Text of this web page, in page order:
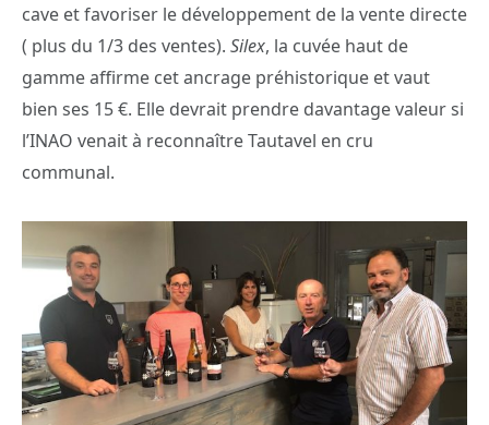
cave et favoriser le développement de la vente directe
( plus du 1/3 des ventes). Silex, la cuvée haut de
gamme affirme cet ancrage préhistorique et vaut
bien ses 15 €. Elle devrait prendre davantage valeur si
l’INAO venait à reconnaître Tautavel en cru
communal.